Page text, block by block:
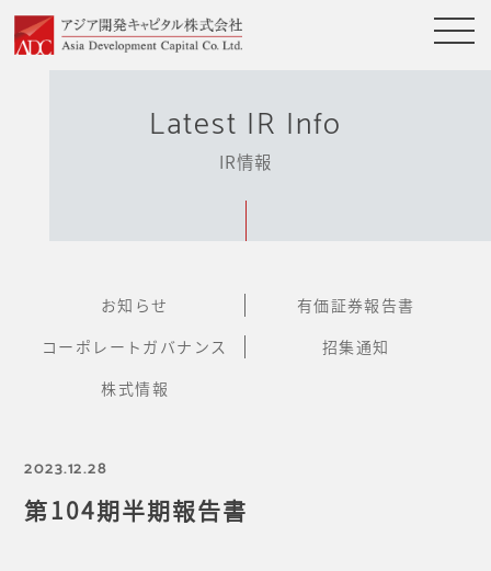
Latest IR Info
IR情報
お知らせ
有価証券報告書
コーポレートガバナンス
招集通知
株式情報
2023.12.28
第104期半期報告書